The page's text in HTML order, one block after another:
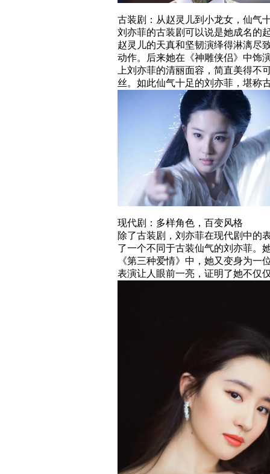
古装剧：从赵灵儿到小龙女，仙气
刘亦菲的古装剧可以说是她成名的
赵灵儿的天真和坚韧演绎得淋漓尽
动作。后来她在《神雕侠侣》中饰
上刘亦菲的清丽面容，简直美得
丝。如此仙气十足的刘亦菲，堪称
现代剧：多样角色，百变风格
除了古装剧，刘亦菲在现代剧中的
了一个不同于古装仙气的刘亦菲。
《第三种爱情》中，她又变身为
表演让人眼前一亮，证明了她不仅